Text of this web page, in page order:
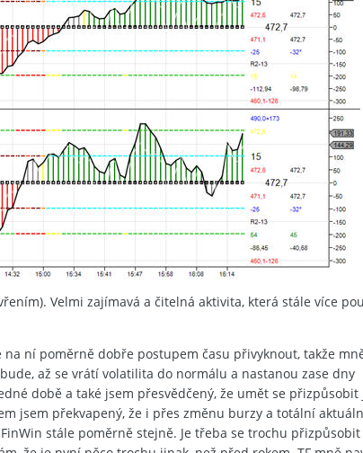
Velmi zajímavá a čitelná aktivita, která stále více
ní poměrně dobře postupem času přivyknout, takže
až se vrátí volatilita do normálu a nastanou zase dny
době a také jsem přesvědčený, že umět se přizpůsobit
jsem překvapený, že i přes změnu burzy a totální
stále poměrně stejně. Je třeba se trochu přizpůsobit